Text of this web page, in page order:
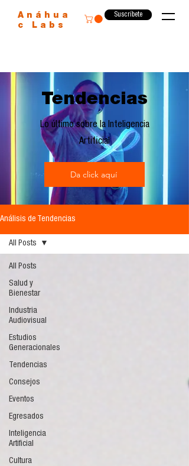
Anáhua
c Labs
Suscríbete
Tendencias
Lo último sobre la Inteligencia
Artificial
Da click aquí
Análisis de Tendencias
All Posts
Salud y
Bienestar
Industria
Audiovisual
Estudios
Generacionales
Tendencias
Consejos
Eventos
Egresados
Inteligencia
Artificial
Cultura
All Posts